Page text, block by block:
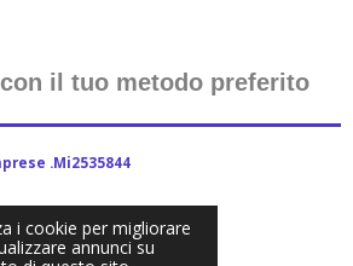
i cookie per migliorare
annunci su
il tuo metodo preferito
.Mi2535844
da Webador